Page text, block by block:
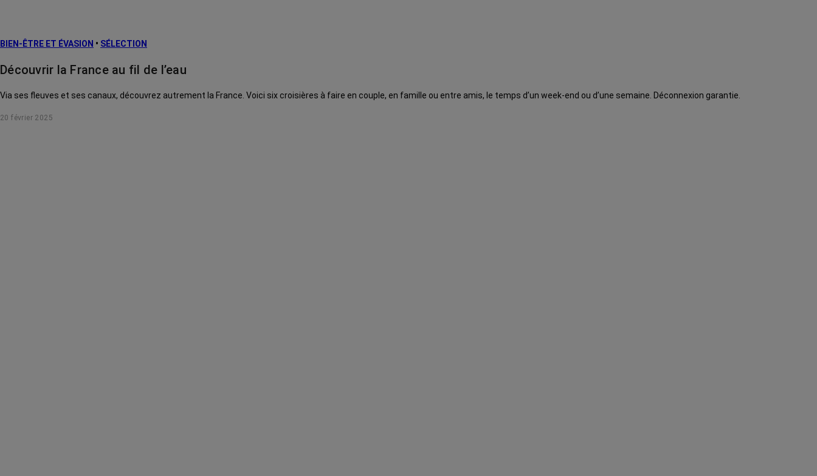
BIEN-ÊTRE ET ÉVASION • SÉLECTION
Découvrir la France au fil de l’eau
Via ses fleuves et ses canaux, découvrez autrement la France. Voici six croisières à faire en couple, en famille ou entre amis, le temps d’un week-end ou d’une semaine. Déconnexion garantie.
20 février 2025